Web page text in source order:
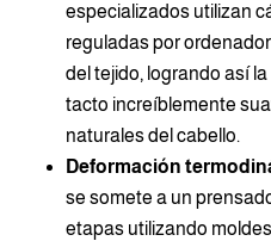
especializados utilizan
reguladas por
del tejido, logrando así
tacto increíblemente
naturales del cabello.
Deformación
se somete a un
etapas utilizando